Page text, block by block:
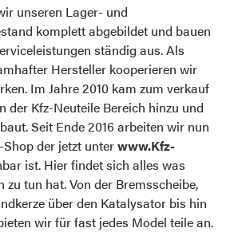
unseren Lager- und
komplett abgebildet und bauen
ständig aus. Als
Hersteller kooperieren wir
Im Jahre 2010 kam zum verkauf
der Kfz-Neuteile Bereich hinzu und
Seit Ende 2016 arbeiten wir nun
der jetzt unterwww.Kfz-
ist. Hier findet sich alles was
zu tun hat. Von der Bremsscheibe,
über den Katalysator bis hin
wir für fast jedes Model teile an.